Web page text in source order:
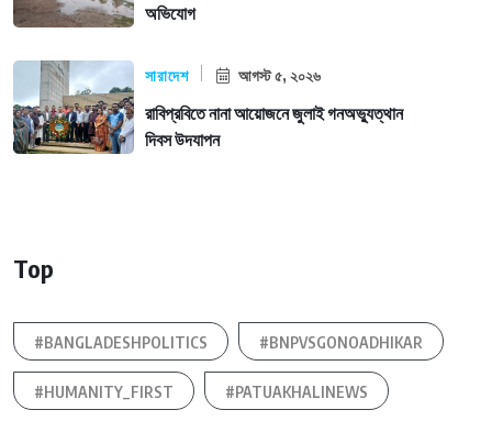
অভিযোগ
সারাদেশ আগস্ট ৫, ২০২৬
রাবিপ্রবিতে নানা আয়োজনে জুলাই গনঅভ্যুত্থান
দিবস উদযাপন
Top
#BANGLADESHPOLITICS #BNPVSGONOADHIKAR
#HUMANITY_FIRST #PATUAKHALINEWS